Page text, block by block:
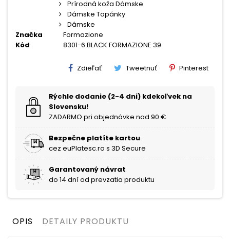
Prírodná koža Dámske
Dámske Topánky
Dámske
Značka
Formazione
Kód
8301-6 BLACK FORMAZIONE 39
Zdieľať Tweetnuť Pinterest
Rýchle dodanie (2-4 dni) kdekoľvek na
Slovensku!
ZADARMO pri objednávke nad 90 €
Bezpečne platíte kartou
cez euPlatesc.ro s 3D Secure
Garantovaný návrat
do 14 dní od prevzatia produktu
OPIS DETAILY PRODUKTU